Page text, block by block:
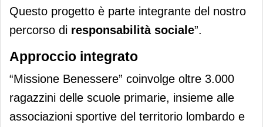
Questo progetto è parte integrante del nostro
percorso di responsabilità sociale”.
Approccio integrato
“Missione Benessere” coinvolge oltre 3.000
ragazzini delle scuole primarie, insieme alle
associazioni sportive del territorio lombardo e